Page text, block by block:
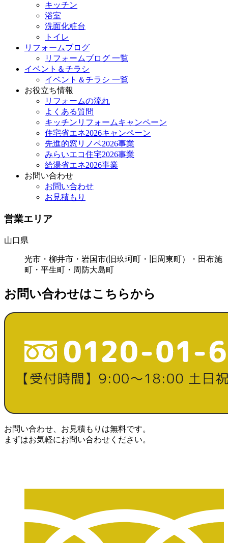
キッチン
浴室
洗面化粧台
トイレ
リフォームブログ
リフォームブログ 一覧
イベント＆チラシ
イベント＆チラシ 一覧
お役立ち情報
リフォームの流れ
よくある質問
キッチンリフォームキャンペーン
住宅省エネ2026キャンペーン
先進的窓リノベ2026事業
みらいエコ住宅2026事業
給湯省エネ2026事業
お問い合わせ
お問い合わせ
お見積もり
営業エリア
山口県
光市・柳井市・岩国市(旧玖珂町・旧周東町）・田布施
町・平生町・周防大島町
お問い合わせはこちらから
お問い合わせ、お見積もりは無料です。
まずはお気軽にお問い合わせください。